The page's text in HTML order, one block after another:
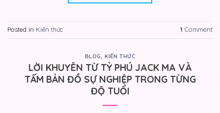
Posted in Kiến thức 1 Comment
BLOG ,KIẾN THỨC
LỜI KHUYÊN TỪ TỶ PHÚ JACK MA VÀ
TẤM BẢN ĐỒ SỰ NGHIỆP TRONG TỪNG
ĐỘ TUỔI